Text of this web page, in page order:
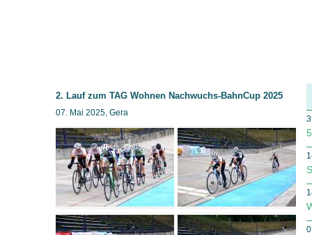
2. Lauf zum TAG Wohnen Nachwuchs-BahnCup 2025
07. Mai 2025, Gera